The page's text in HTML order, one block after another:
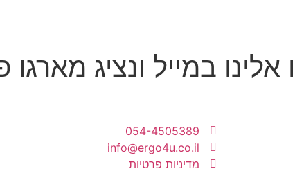
במייל ונציג מארגו
054-4505389
info@ergo4u.co.il
מדיניות פרטיות